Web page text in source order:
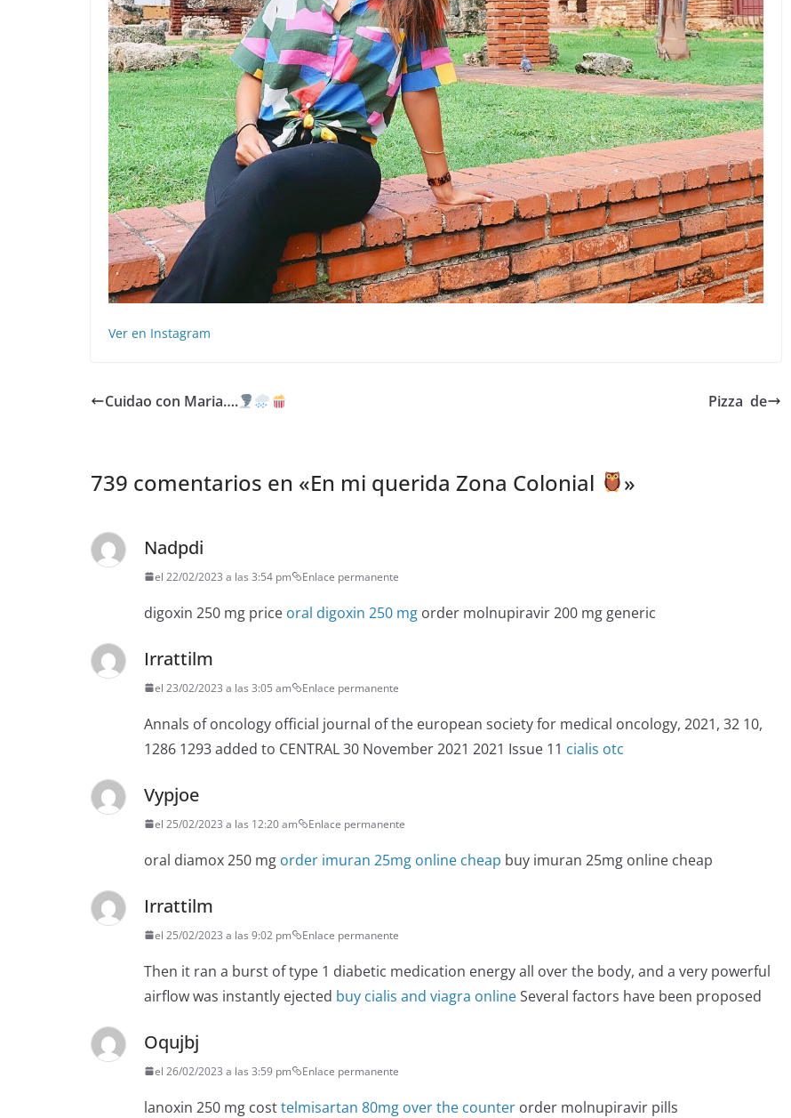
Ver en Instagram
Cuidao con Maria…. Pizza ️ de
739 comentarios en «En mi querida Zona Colonial »
Nadpdi
el 22/02/2023 a las 3:54 pm Enlace permanente
digoxin 250 mg price oral digoxin 250 mg order molnupiravir 200 mg generic
Irrattilm
el 23/02/2023 a las 3:05 am Enlace permanente
Annals of oncology official journal of the european society for medical oncology, 2021, 32 10,
1286 1293 added to CENTRAL 30 November 2021 2021 Issue 11 cialis otc
Vypjoe
el 25/02/2023 a las 12:20 am Enlace permanente
oral diamox 250 mg order imuran 25mg online cheap buy imuran 25mg online cheap
Irrattilm
el 25/02/2023 a las 9:02 pm Enlace permanente
Then it ran a burst of type 1 diabetic medication energy all over the body, and a very powerful
airflow was instantly ejected buy cialis and viagra onlineSeveral factors have been proposed
Oqujbj
el 26/02/2023 a las 3:59 pm Enlace permanente
lanoxin 250 mg costtelmisartan 80mg over the counter order molnupiravir pills